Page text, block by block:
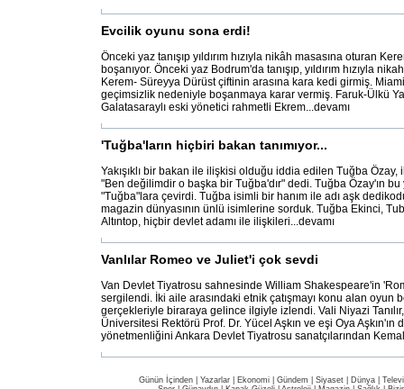
Evcilik oyunu sona erdi!
Önceki yaz tanışıp yıldırım hızıyla nikâh masasına oturan
boşanıyor. Önceki yaz Bodrum'da tanışıp, yıldırım hızıyla
Kerem- Süreyya Dürüst çiftinin arasına kara kedi girmiş.
geçimsizlik nedeniyle boşanmaya karar vermiş. Faruk-Ülkü
Galatasaraylı eski yönetici rahmetli Ekrem...devamı
'Tuğba'ların hiçbiri bakan tanımıyor...
Yakışıklı bir bakan ile ilişkisi olduğu iddia edilen Tuğba
"Ben değilimdir o başka bir Tuğba'dır" dedi. Tuğba Özay'ın
"Tuğba"lara çevirdi. Tuğba isimli bir hanım ile adı aşk
magazin dünyasının ünlü isimlerine sorduk. Tuğba Ekinci,
Altıntop, hiçbir devlet adamı ile ilişkileri...devamı
Vanlılar Romeo ve Juliet'i çok sevdi
Van Devlet Tiyatrosu sahnesinde William Shakespeare'in
sergilendi. İki aile arasındaki etnik çatışmayı konu alan oyun
gerçekleriyle biraraya gelince ilgiyle izlendi. Vali Niyazi
Üniversitesi Rektörü Prof. Dr. Yücel Aşkın ve eşi Oya Aşkın'ın
yönetmenliğini Ankara Devlet Tiyatrosu sanatçılarından
Günün İçinden Yazarlar Ekonomi Gündem Siyaset Dünya |